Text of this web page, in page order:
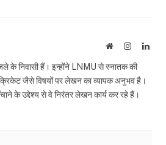
WebsiteInstagram
के निवासी हैं। इन्होंने LNMU से स्नातक की
क्रिकेट जैसे विषयों पर लेखन का व्यापक अनुभव है।
के उद्देश्य से वे निरंतर लेखन कार्य कर रहे हैं।